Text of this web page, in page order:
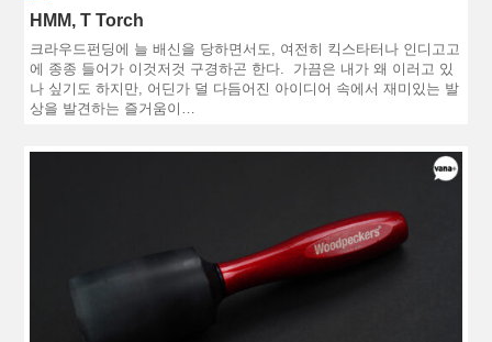
HMM, T Torch
크라우드펀딩에 늘 배신을 당하면서도, 여전히 킥스타터나 인디고고
에 종종 들어가 이것저것 구경하곤 한다. 가끔은 내가 왜 이러고 있
나 싶기도 하지만, 어딘가 덜 다듬어진 아이디어 속에서 재미있는 발
상을 발견하는 즐거움이…